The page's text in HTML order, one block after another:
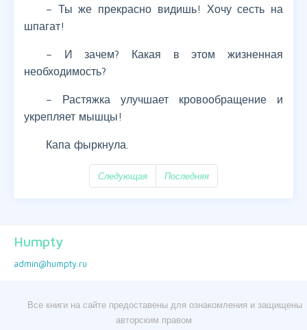
– Ты же прекрасно видишь! Хочу сесть на
шпагат!
– И зачем? Какая в этом жизненная
необходимость?
– Растяжка улучшает кровообращение и
укрепляет мышцы!
Капа фыркнула.
Следующая Последняя
Humpty
admin@humpty.ru
Все книги на сайте предоставены для ознакомления и защищены
авторским правом